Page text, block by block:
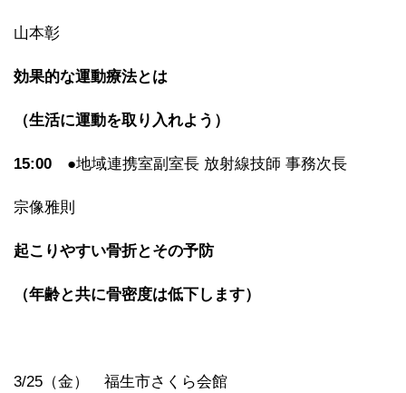
山本彰
効果的な運動療法とは
（生活に運動を取り入れよう）
15:00 ●地域連携室副室長 放射線技師 事務次長
宗像雅則
起こりやすい骨折とその予防
（年齢と共に骨密度は低下します）
3/25（金） 福生市さくら会館